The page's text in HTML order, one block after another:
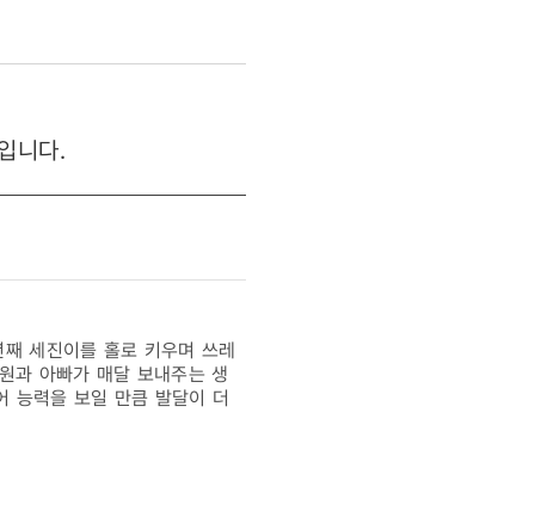
니다.
세진이를 홀로 키우며 쓰레
과 아빠가 매달 보내주는 생
능력을 보일 만큼 발달이 더